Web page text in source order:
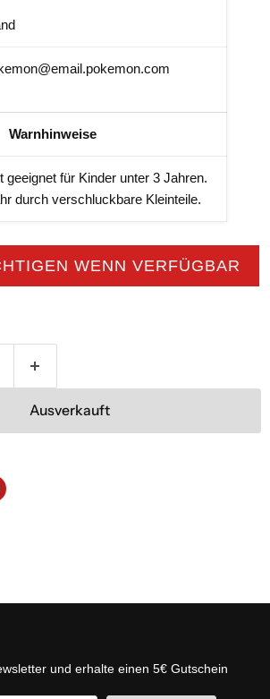
Warnhinweise
für Kinder unter 3 Jahren.
durch verschluckbare Kleinteile.
WENN VERFÜGBAR
Ausverkauft
und erhalte einen 5€ Gutschein